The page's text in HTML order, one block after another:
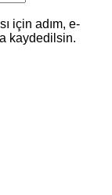
için adım, e-
kaydedilsin.